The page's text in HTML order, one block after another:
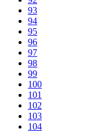
93
94
95
96
97
98
99
100
101
102
103
104